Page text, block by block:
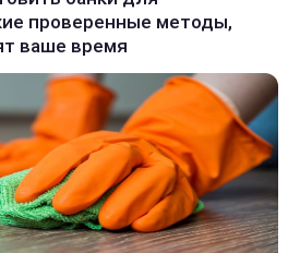
проверенные методы,
ваше время